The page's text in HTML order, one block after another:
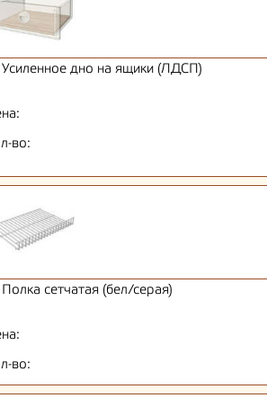
Усиленное дно на ящики (ЛДСП)
во:
Полка сетчатая (бел/серая)
во: